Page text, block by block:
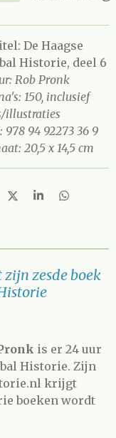
De Haagse
Historie, deel 6
Rob Pronk
150, inclusief
illustraties
978 94 92273 36 9
20,5 x 14,5 cm
D
S
e
D
n
zesde boek
is er 24 uur
Historie. Zijn
krijgt
boeken wordt